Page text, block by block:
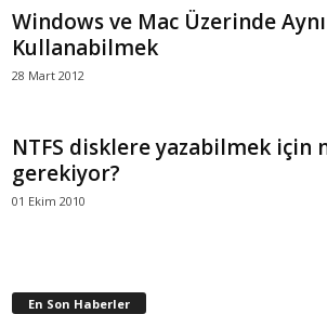
Windows ve Mac Üzerinde
Kullanabilmek
28 Mart 2012
NTFS disklere yazabilmek için
gerekiyor?
01 Ekim 2010
En Son Haberler